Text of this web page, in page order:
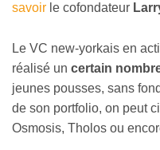
savoir le cofondateur
Le VC new-yorkais en
réalisé un certain
jeunes pousses, sans
de son portfolio, on peut
Osmosis, Tholos ou